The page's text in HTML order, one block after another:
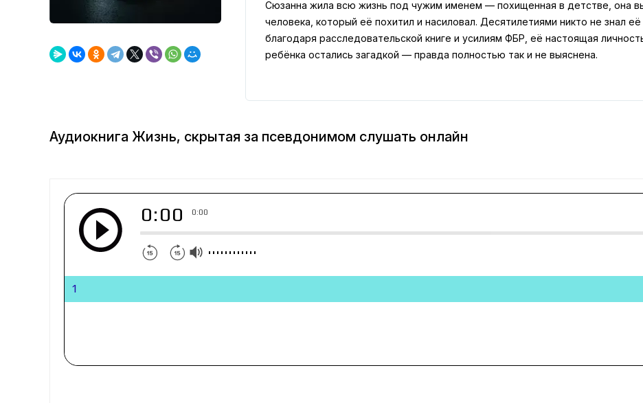
Сюзанна жила всю жизнь под чужим именем — похищенная в детстве, она
человека, который её похитил и насиловал. Десятилетиями никто не знал
благодаря расследовательской книге и усилиям ФБР, её настоящая
ребёнка остались загадкой — правда полностью так и не выяснена.
Аудиокнига Жизнь, скрытая за псевдонимом слушать онлайн
0:00 0:00
1